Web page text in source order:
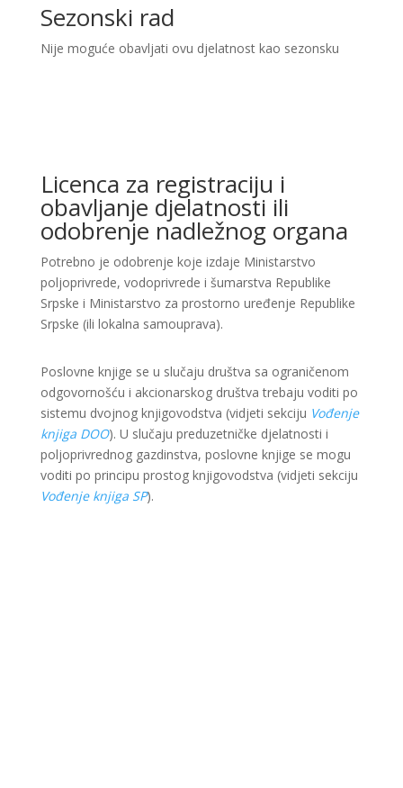
Sezonski rad
Nije moguće obavljati ovu djelatnost kao sezonsku
Licenca za registraciju i
obavljanje djelatnosti ili
odobrenje nadležnog organa
Potrebno je odobrenje koje izdaje Ministarstvo
poljoprivrede, vodoprivrede i šumarstva Republike
Srpske i Ministarstvo za prostorno uređenje Republike
Srpske (ili lokalna samouprava).
Poslovne knjige se u slučaju društva sa ograničenom
odgovornošću i akcionarskog društva trebaju voditi po
sistemu dvojnog knjigovodstva (vidjeti sekciju Vođenje
knjiga DOO). U slučaju preduzetničke djelatnosti i
poljoprivrednog gazdinstva, poslovne knjige se mogu
voditi po principu prostog knjigovodstva (vidjeti sekciju
Vođenje knjiga SP).